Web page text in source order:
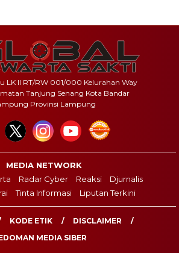
LK II RT/RW 001/000 Kelurahan Way
Tanjung Senang Kota Bandar
Provinsi Lampung
MEDIA NETWORK
Radar Cyber Reaksi
Djurnalis
Tinta Informasi Liputan Terkini
KODE ETIK
DISCLAIMER
MEDIA SIBER